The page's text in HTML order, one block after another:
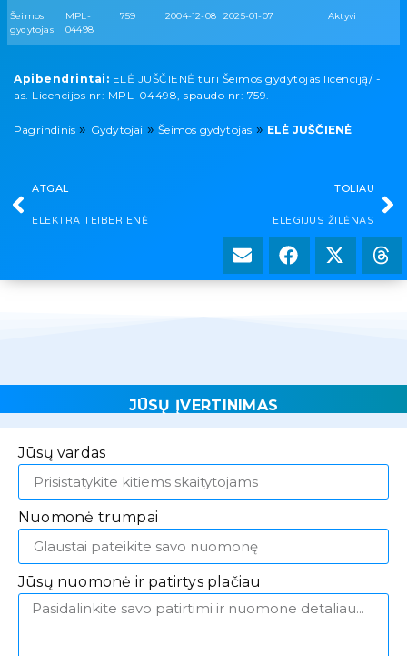
Šeimos
gydytojas
MPL-
04498
759 2004-12-08 2025-01-07 Aktyvi
Apibendrintai: ELĖ JUŠČIENĖ turi Šeimos gydytojas licenciją/ -
as. Licencijos nr: MPL-04498, spaudo nr: 759.
Pagrindinis » Gydytojai »Šeimos gydytojas » ELĖ JUŠČIENĖ
ATGAL
ELEKTRA TEIBERIENĖ
TOLIAU
ELEGIJUS ŽILĖNAS
JŪSŲ ĮVERTINIMAS
Jūsų vardas
Nuomonė trumpai
Jūsų nuomonė ir patirtys plačiau